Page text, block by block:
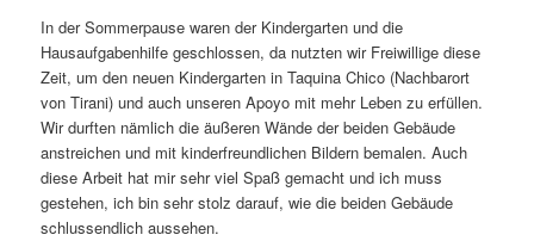
In der Sommerpause waren der Kindergarten und die
Hausaufgabenhilfe geschlossen, da nutzten wir Freiwillige diese
Zeit, um den neuen Kindergarten in Taquina Chico (Nachbarort
von Tirani) und auch unseren Apoyo mit mehr Leben zu erfüllen.
Wir durften nämlich die äußeren Wände der beiden Gebäude
anstreichen und mit kinderfreundlichen Bildern bemalen. Auch
diese Arbeit hat mir sehr viel Spaß gemacht und ich muss
gestehen, ich bin sehr stolz darauf, wie die beiden Gebäude
schlussendlich aussehen.